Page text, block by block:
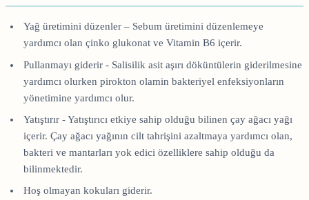
Yağ üretimini düzenler – Sebum üretimini düzenlemeye
yardımcı olan çinko glukonat ve Vitamin B6 içerir.
Pullanmayı giderir - Salisilik asit aşırı döküntülerin giderilmesine
yardımcı olurken pirokton olamin bakteriyel enfeksiyonların
yönetimine yardımcı olur.
Yatıştırır - Yatıştırıcı etkiye sahip olduğu bilinen çay ağacı yağı
içerir. Çay ağacı yağının cilt tahrişini azaltmaya yardımcı olan,
bakteri ve mantarları yok edici özelliklere sahip olduğu da
bilinmektedir.
Hoş olmayan kokuları giderir.